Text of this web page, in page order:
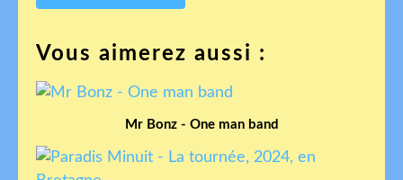
Vous aimerez aussi :
Mr Bonz - One man band